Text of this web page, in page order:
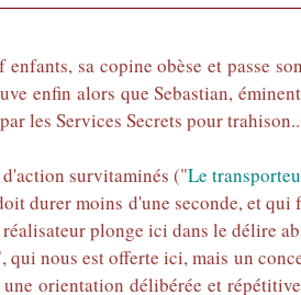
sa copine obèse et passe
enfin alors que Sebastian,
les Services Secrets pour
survitaminés ("Le
durer moins d'une seconde, et
plonge ici dans le délire
qui nous est offerte ici, mais un
orientation délibérée et